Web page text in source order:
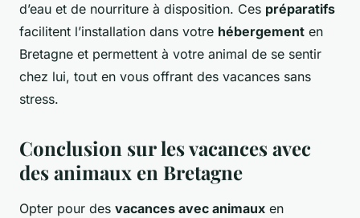
d’eau et de nourriture à disposition. Ces préparatifs
facilitent l’installation dans votre hébergement en
Bretagne et permettent à votre animal de se sentir
chez lui, tout en vous offrant des vacances sans
stress.
Conclusion sur les vacances avec
des animaux en Bretagne
Opter pour des vacances avec animaux en